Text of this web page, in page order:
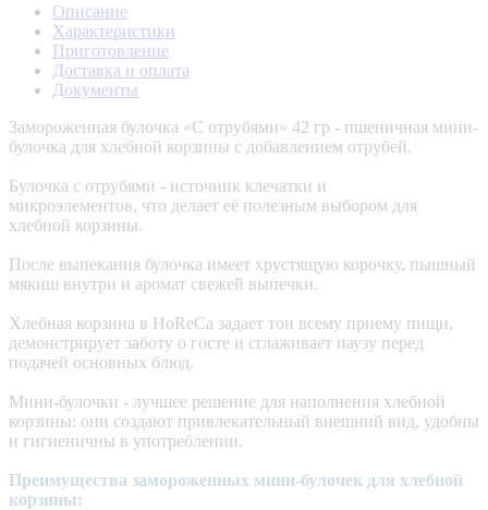
Описание
Характеристики
Приготовление
Доставка и оплата
Документы
Замороженная булочка «С отрубями» 42 гр - пшеничная мини-
булочка для хлебной корзины с добавлением отрубей.
Булочка с отрубями - источник клечатки и
микроэлементов, что делает её полезным выбором для
хлебной корзины.
После выпекания булочка имеет хрустящую корочку, пышный
мякиш внутри и аромат свежей выпечки.
Хлебная корзина в HoReCa задает тон всему приему пищи,
демонстрирует заботу о госте и сглаживает паузу перед
подачей основных блюд.
Мини-булочки - лучшее решение для наполнения хлебной
корзины: они создают привлекательный внешний вид, удобны
и гигиеничны в употреблении.
Преимущества замороженных мини-булочек для хлебной
корзины: